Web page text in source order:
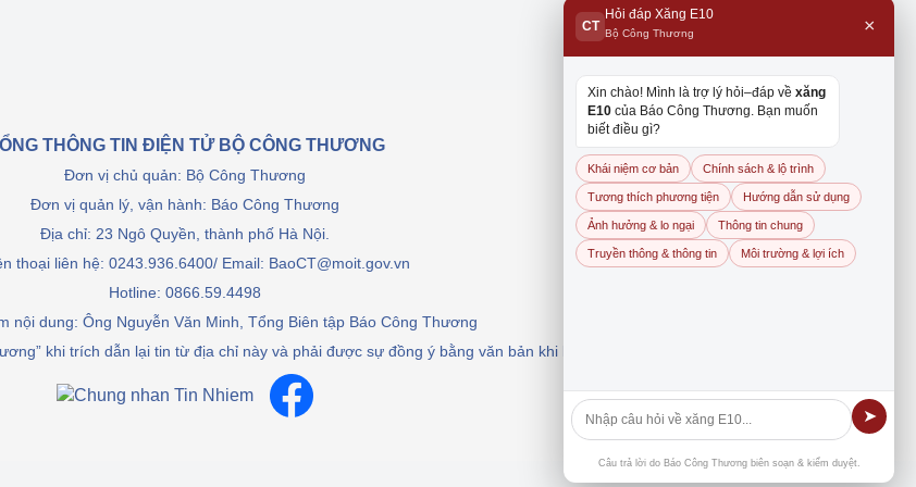
công nghiệp
THÔNG TIN ĐIỆN TỬ BỘ CÔNG THƯƠNG
Đơn vị chủ quản: Bộ Công Thương
Đơn vị quản lý, vận hành: Báo Công Thương
Địa chỉ: 23 Ngô Quyền, thành phố Hà Nội.
thoại liên hệ: 0243.936.6400/ Email: BaoCT@moit.gov.vn
Hotline: 0866.59.4498
nội dung: Ông Nguyễn Văn Minh, Tổng Biên tập Báo Công Thương
khi trích dẫn lại tin từ địa chỉ này và phải được sự đồng ý bằng văn bản khi khai thác, dẫn nguồn.
CT
Hỏi đáp Xăng E10
Bộ Công Thương ×
Xin chào! Mình là trợ lý hỏi–đáp về xăng
E10 của Báo Công Thương. Bạn muốn
biết điều gì?
Khái niệm cơ bản Chính sách & lộ trình
Tương thích phương tiện Hướng dẫn sử dụng
Ảnh hưởng & lo ngại Thông tin chung
Truyền thông & thông tin Môi trường & lợi ích
➤
Câu trả lời do Báo Công Thương biên soạn & kiểm duyệt.